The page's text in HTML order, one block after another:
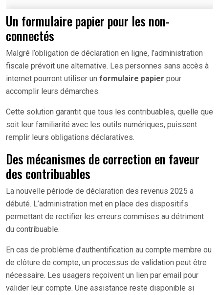
Un formulaire papier pour les non-
connectés
Malgré l’obligation de déclaration en ligne, l’administration
fiscale prévoit une alternative. Les personnes sans accès à
internet pourront utiliser un formulaire papier pour
accomplir leurs démarches.
Cette solution garantit que tous les contribuables, quelle que
soit leur familiarité avec les outils numériques, puissent
remplir leurs obligations déclaratives.
Des mécanismes de correction en faveur
des contribuables
La nouvelle période de déclaration des revenus 2025 a
débuté. L’administration met en place des dispositifs
permettant de rectifier les erreurs commises au détriment
du contribuable.
En cas de problème d’authentification au compte membre ou
de clôture de compte, un processus de validation peut être
nécessaire. Les usagers reçoivent un lien par email pour
valider leur compte. Une assistance reste disponible si